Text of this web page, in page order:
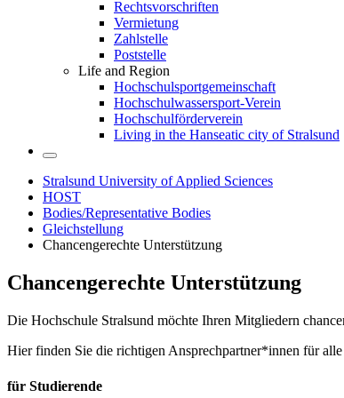
Rechtsvorschriften
Vermietung
Zahlstelle
Poststelle
Life and Region
Hochschulsportgemeinschaft
Hochschulwassersport-Verein
Hochschulförderverein
Living in the Hanseatic city of Stralsund
Stralsund University of Applied Sciences
HOST
Bodies/Representative Bodies
Gleichstellung
Chancengerechte Unterstützung
Chan­cen­gerechte Un­terstützung
Die Hochschule Stralsund möchte Ihren Mitgliedern
Hier finden Sie die richtigen Ansprechpartner*innen für alle
für Studierende